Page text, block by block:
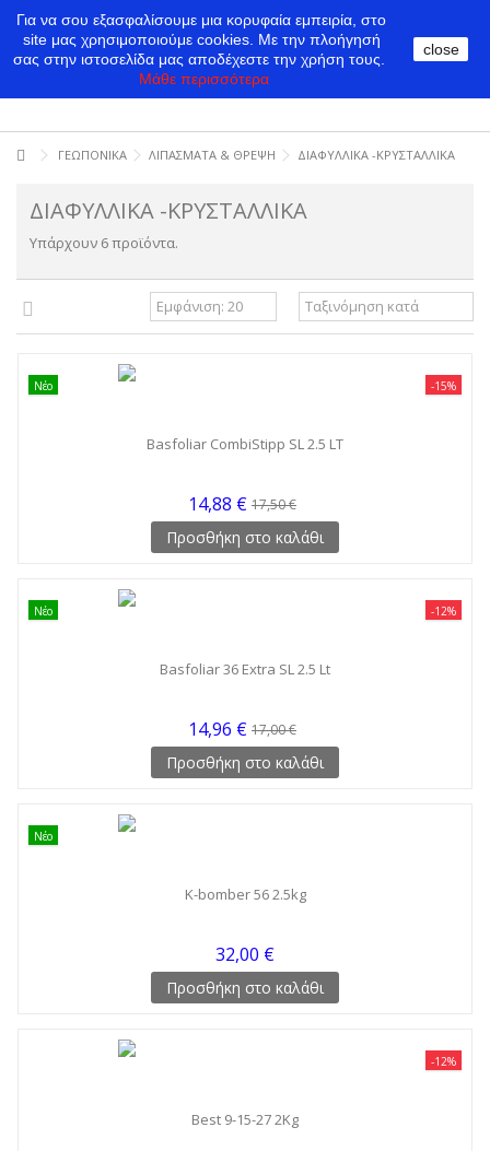
ΓΕΩΠΟΝΙΚΑ ΛΙΠΑΣΜΑΤΑ & ΘΡΕΨΗ ΔΙΑΦΥΛΛΙΚΑ -ΚΡΥΣΤΑΛΛΙΚΑ
ΔΙΑΦΥΛΛΙΚΑ -ΚΡΥΣΤΑΛΛΙΚΑ
Υπάρχουν 6 προϊόντα.
-15%
Νέο
Basfoliar CombiStipp SL 2.5 LT
14,88 € 17,50 €
Προσθήκη στο καλάθι
-12%
Νέο
Basfoliar 36 Extra SL 2.5 Lt
14,96 € 17,00 €
Προσθήκη στο καλάθι
Νέο
K-bomber 56 2.5kg
32,00 €
Προσθήκη στο καλάθι
-12%
Best 9-15-27 2Kg
Για να σου εξασφαλίσουμε μια κορυφαία εμπειρία, στο
site μας χρησιμοποιούμε cookies. Με την πλοήγησή
σας στην ιστοσελίδα μας αποδέχεστε την χρήση τους.
Μάθε περισσότερα
close